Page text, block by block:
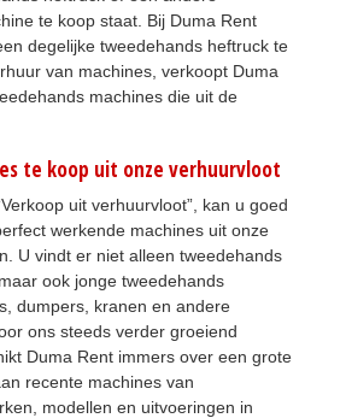
te koop staat. Bij Duma Rent
degelijke tweedehands heftruck te
van machines, verkoopt Duma
machines die uit de
te koop uit onze verhuurvloot
uit verhuurvloot”, kan u goed
werkende machines uit onze
U vindt er niet alleen tweedehands
ook jonge tweedehands
dumpers, kranen en andere
ons steeds verder groeiend
Duma Rent immers over een grote
recente machines van
modellen en uitvoeringen in